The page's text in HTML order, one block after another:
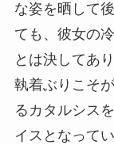
な姿を晒して
ても、彼女の
とは決してあ
執着ぶりこそ
るカタルシス
イスとなってい